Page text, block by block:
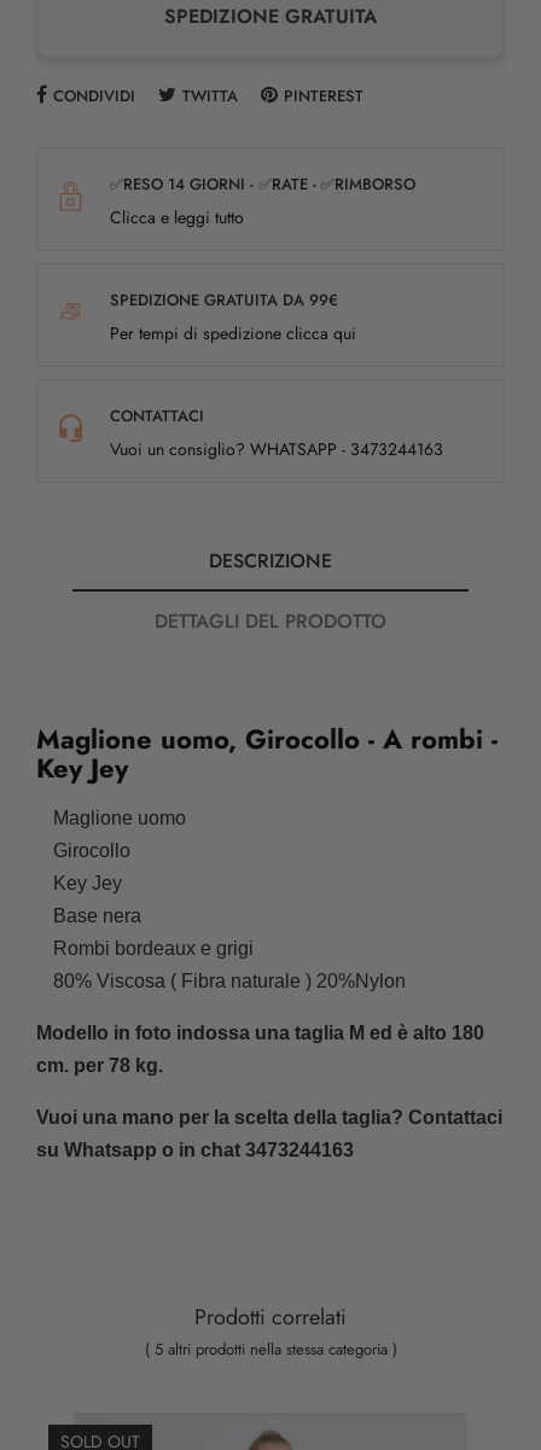
SPEDIZIONE GRATUITA
CONDIVIDI TWITTA PINTEREST
✅RESO 14 GIORNI - ✅RATE - ✅RIMBORSO
Clicca e leggi tutto
SPEDIZIONE GRATUITA DA 99€
Per tempi di spedizione clicca qui
CONTATTACI
Vuoi un consiglio? WHATSAPP - 3473244163
DESCRIZIONE
DETTAGLI DEL PRODOTTO
Maglione uomo, Girocollo - A rombi -
Key Jey
Maglione uomo
Girocollo
Key Jey
Base nera
Rombi bordeaux e grigi
80% Viscosa ( Fibra naturale ) 20%Nylon
Modello in foto indossa una taglia M ed è alto 180
cm. per 78 kg.
Vuoi una mano per la scelta della taglia? Contattaci
su Whatsapp o in chat 3473244163
Prodotti correlati
( 5 altri prodotti nella stessa categoria )
SOLD OUT